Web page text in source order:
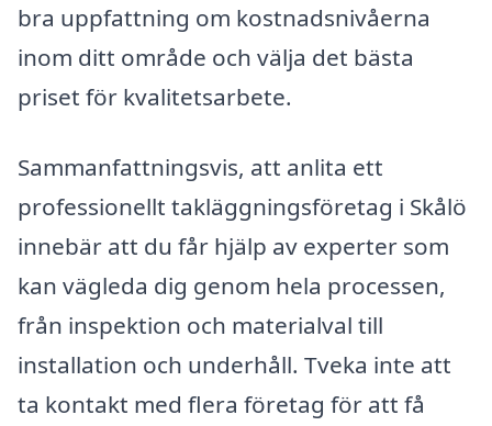
bra uppfattning om kostnadsnivåerna
inom ditt område och välja det bästa
priset för kvalitetsarbete.
Sammanfattningsvis, att anlita ett
professionellt takläggningsföretag i Skålö
innebär att du får hjälp av experter som
kan vägleda dig genom hela processen,
från inspektion och materialval till
installation och underhåll. Tveka inte att
ta kontakt med flera företag för att få